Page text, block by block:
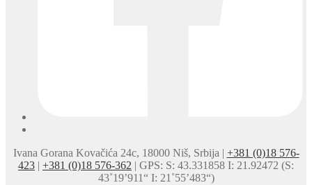
Ivana Gorana Kovačića 24c, 18000 Niš, Srbija | +381 (0)18 576-
423
+381 (0)18 576-362 | GPS: S: 43.331858 I: 21.92472 (S:
43˚19’911“ I: 21˚55’483“)